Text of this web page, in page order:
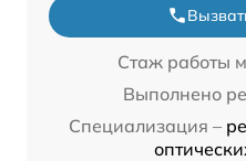
Стаж работы
Выполнено
Специализация –